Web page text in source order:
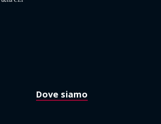
Dove siamo